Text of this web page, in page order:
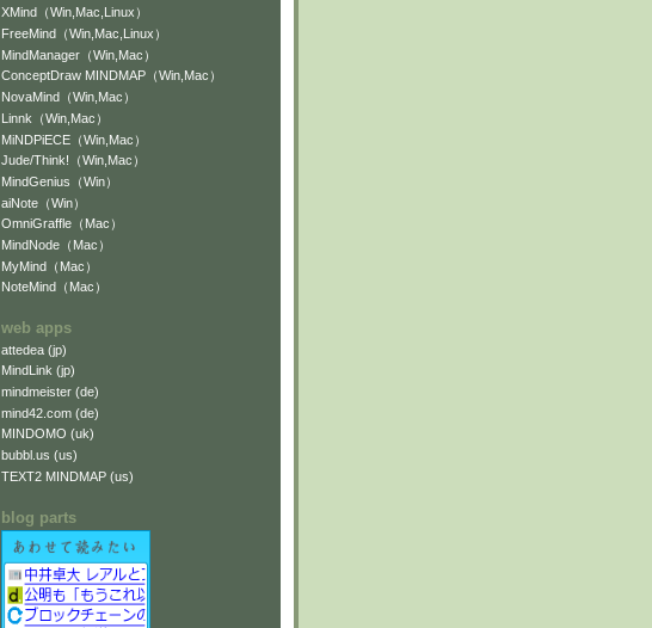
XMind（Win,Mac,Linux）
FreeMind（Win,Mac,Linux）
MindManager（Win,Mac）
ConceptDraw MINDMAP（Win,Mac）
NovaMind（Win,Mac）
Linnk（Win,Mac）
MiNDPiECE（Win,Mac）
Jude/Think!（Win,Mac）
MindGenius（Win）
aiNote（Win）
OmniGraffle（Mac）
MindNode（Mac）
MyMind（Mac）
NoteMind（Mac）
web apps
attedea (jp)
MindLink (jp)
mindmeister (de)
mind42.com (de)
MINDOMO (uk)
bubbl.us (us)
TEXT2 MINDMAP (us)
blog parts